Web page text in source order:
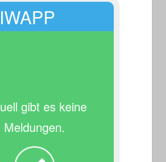
gibt es keine
Meldungen.